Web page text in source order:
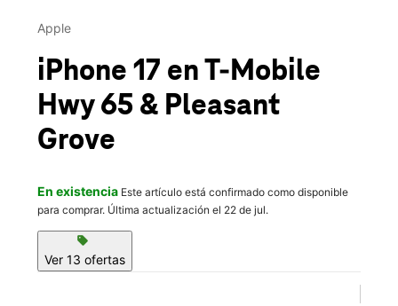
Mié.:
920 Pleasant Grove Boulevard Ste 100 Roseville, CA 95678
Apple
iPhone 17 en T-Mobile
Hwy 65 & Pleasant
Grove
En existencia Este artículo está confirmado como disponible
para comprar. Última actualización el 22 de jul.
sell
Ver 13 ofertas